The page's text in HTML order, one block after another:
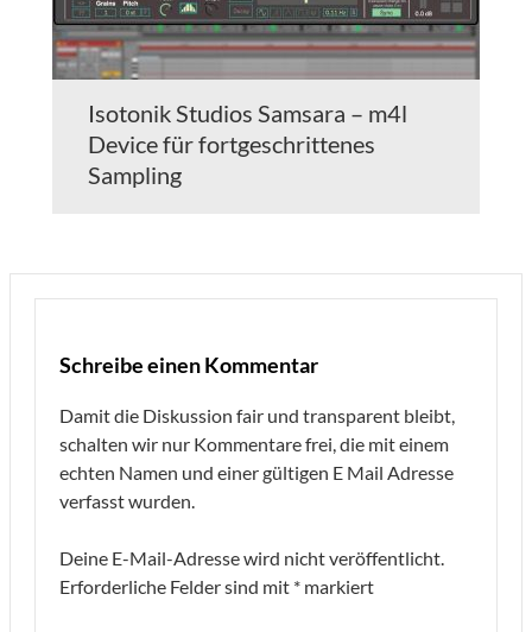
Isotonik Studios Samsara – m4l
Device für fortgeschrittenes
Sampling
Schreibe einen Kommentar
Damit die Diskussion fair und transparent bleibt,
schalten wir nur Kommentare frei, die mit einem
echten Namen und einer gültigen E Mail Adresse
verfasst wurden.
Deine E-Mail-Adresse wird nicht veröffentlicht.
Erforderliche Felder sind mit * markiert